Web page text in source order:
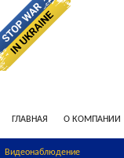
ГЛАВНАЯ О КОМПАНИИ
Видеонаблюдение